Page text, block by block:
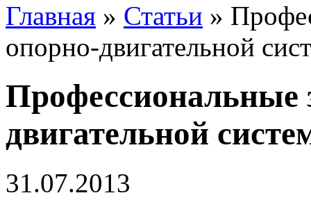
Главная » Статьи »
опорно-двигательной
Профессиональные
двигательной
31.07.2013